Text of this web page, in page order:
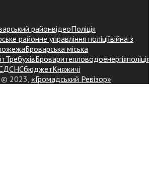
районвідеоПоліція
районне управління поліціївійна з
Броварська міська
ТребухівБроваритепловодоенергіяполіція
ДСНСбюджетКняжичі
© 2023, «Громадський Ревізор»